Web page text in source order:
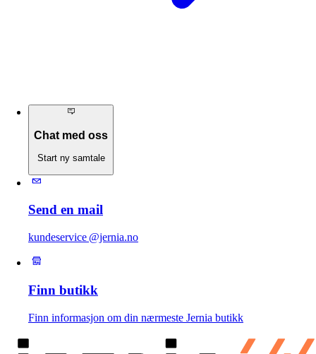
Chat med oss
Start ny samtale
Send en mail
kundeservice @jernia.no
Finn butikk
Finn informasjon om din nærmeste Jernia butikk